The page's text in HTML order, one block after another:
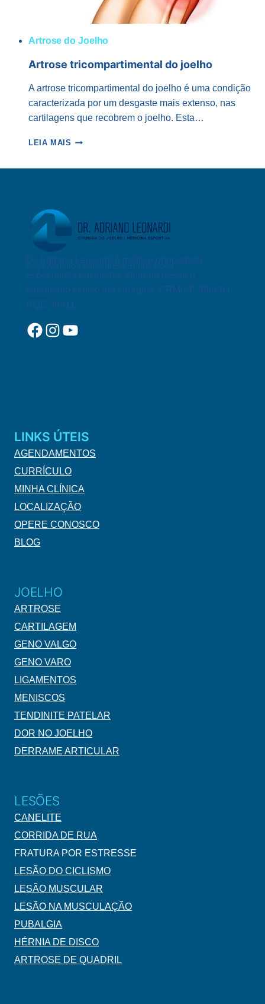
Artrose do Joelho
Artrose tricompartimental do joelho
A artrose tricompartimental do joelho é uma condição
caracterizada por um desgaste mais extenso, nas
cartilagens que recobrem o joelho. Esta…
LEIA MAIS ARTROSE
Logo Adriano Leonardi Horizontal Novo
Dr. Adriano Leonardi é médico ortopedista
especialista em joelho, atuando desde o
tratamento clínico até cirurgico. CRM/SP 99660 |
RQE 38911
Facebook
Instagram
YouTube
LINKS ÚTEIS
AGENDAMENTOS
CURRÍCULO
MINHA CLÍNICA
LOCALIZAÇÃO
OPERE CONOSCO
BLOG
JOELHO
ARTROSE
CARTILAGEM
GENO VALGO
GENO VARO
LIGAMENTOS
MENISCOS
TENDINITE PATELAR
DOR NO JOELHO
DERRAME ARTICULAR
LESÕES
CANELITE
CORRIDA DE RUA
FRATURA POR ESTRESSE
LESÃO DO CICLISMO
LESÃO MUSCULAR
LESÃO NA MUSCULAÇÃO
PUBALGIA
HÉRNIA DE DISCO
ARTROSE DE QUADRIL